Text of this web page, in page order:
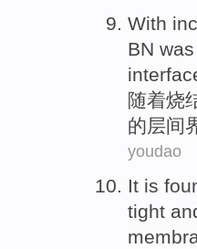
With
BN was
随着烧
的层间
youdao
It is
tight